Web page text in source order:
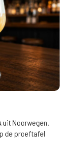
uit Noorwegen.
de proeftafel